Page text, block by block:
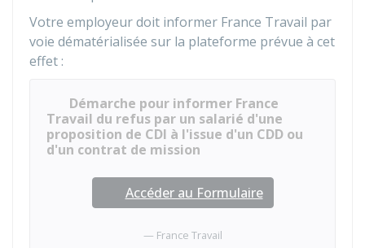
Votre employeur doit informer France Travail par
voie dématérialisée sur la plateforme prévue à cet
effet :
Démarche pour informer France
Travail du refus par un salarié d'une
proposition de CDI à l'issue d'un CDD ou
d'un contrat de mission
Accéder au Formulaire
France Travail